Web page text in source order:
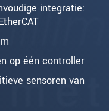
integratie:
op één controller
sensoren van